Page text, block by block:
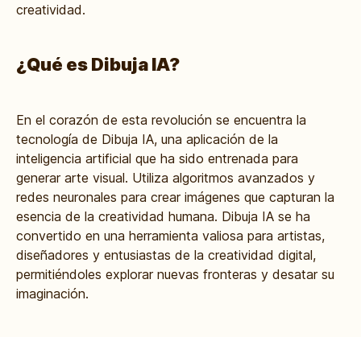
creatividad.
¿Qué es Dibuja IA?
En el corazón de esta revolución se encuentra la
tecnología de Dibuja IA, una aplicación de la
inteligencia artificial que ha sido entrenada para
generar arte visual. Utiliza algoritmos avanzados y
redes neuronales para crear imágenes que capturan la
esencia de la creatividad humana. Dibuja IA se ha
convertido en una herramienta valiosa para artistas,
diseñadores y entusiastas de la creatividad digital,
permitiéndoles explorar nuevas fronteras y desatar su
imaginación.